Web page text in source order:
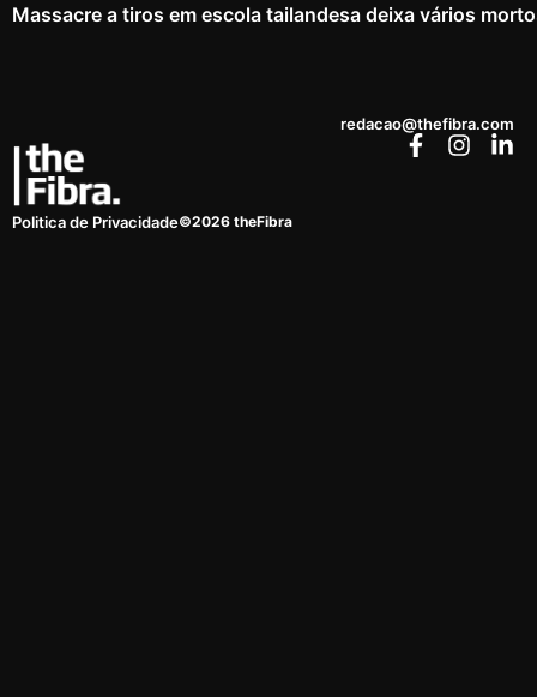
Massacre a tiros em escola tailandesa deixa vários
redacao@thefibra.com
Politica de Privacidade©2026 theFibra